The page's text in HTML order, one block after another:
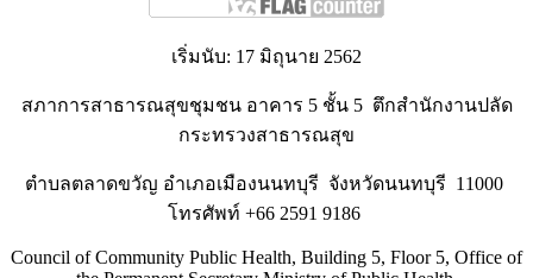
เริ่มนับ: 17 มิถุนาย 2562
สภาการสาธารณสุขชุมชน อาคาร 5 ชั้น 5 ตึกสำนักงานปลัด
กระทรวงสาธารณสุข
ตำบลตลาดขวัญ อำเภอเมืองนนทบุรี จังหวัดนนทบุรี 11000
โทรศัพท์ +66 2591 9186
Council of Community Public Health, Building 5, Floor 5, Office of